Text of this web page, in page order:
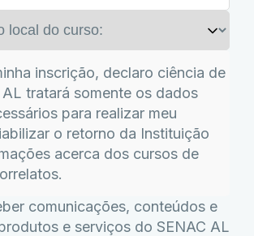
inscrição, declaro ciência de
tratará somente os dados
para realizar meu
o retorno da Instituição
acerca dos cursos de
comunicações, conteúdos e
e serviços do SENAC AL